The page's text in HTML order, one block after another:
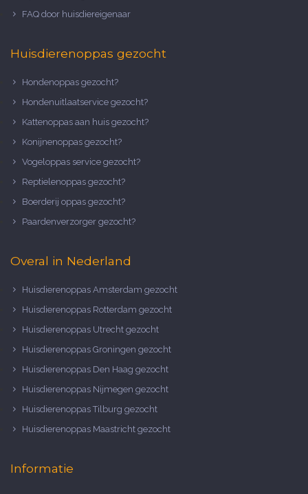
FAQ door huisdiereigenaar
Huisdierenoppas gezocht
Hondenoppas gezocht?
Hondenuitlaatservice gezocht?
Kattenoppas aan huis gezocht?
Konijnenoppas gezocht?
Vogeloppas service gezocht?
Reptielenoppas gezocht?
Boerderij oppas gezocht?
Paardenverzorger gezocht?
Overal in Nederland
Huisdierenoppas Amsterdam gezocht
Huisdierenoppas Rotterdam gezocht
Huisdierenoppas Utrecht gezocht
Huisdierenoppas Groningen gezocht
Huisdierenoppas Den Haag gezocht
Huisdierenoppas Nijmegen gezocht
Huisdierenoppas Tilburg gezocht
Huisdierenoppas Maastricht gezocht
Informatie